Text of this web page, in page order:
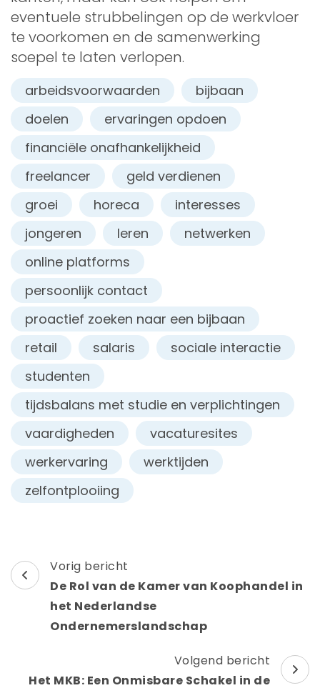
eventuele strubbelingen op de werkvloer
te voorkomen en de samenwerking
soepel te laten verlopen.
arbeidsvoorwaarden
bijbaan
doelen
ervaringen opdoen
financiële onafhankelijkheid
freelancer
geld verdienen
groei
horeca
interesses
jongeren
leren
netwerken
online platforms
persoonlijk contact
proactief zoeken naar een bijbaan
retail
salaris
sociale interactie
studenten
tijdsbalans met studie en verplichtingen
vaardigheden
vacaturesites
werkervaring
werktijden
zelfontplooiing
Berichtnavigatie
Vorig bericht
De Rol van de Kamer van Koophandel in
het Nederlandse
Ondernemerslandschap
Volgend bericht
Het MKB: Een Onmisbare Schakel in de